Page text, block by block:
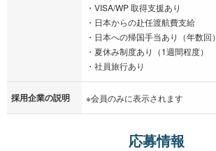
・VISA/WP 取得支援あり
・日本からの赴任渡航費支給
・日本への帰国手当あり（年数回）
・夏休み制度あり（1週間程度）
・社員旅行あり
採用企業の説明 ※会員のみに表示されます
応募情報